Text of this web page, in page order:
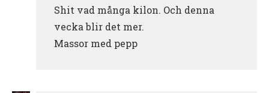
Shit vad många kilon. Och denna
vecka blir det mer.
Massor med pepp